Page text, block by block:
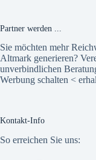
Partner werden ...
Sie möchten mehr
Altmark generieren?
unverbindlichen
Werbung schalten <
Kontakt-Info
So erreichen Sie uns: